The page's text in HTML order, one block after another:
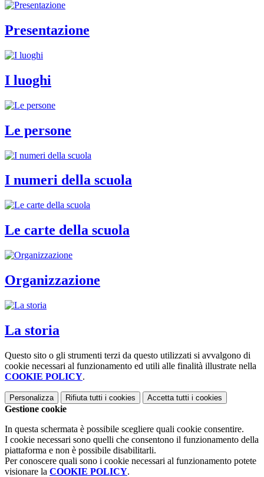
Presentazione
I luoghi
Le persone
I numeri della scuola
Le carte della scuola
Organizzazione
La storia
Questo sito o gli strumenti terzi da questo utilizzati si avvalgono di
cookie necessari al funzionamento ed utili alle finalità illustrate nella
COOKIE POLICY.
Personalizza Rifiuta tutti i cookies Accetta tutti i cookies
Gestione cookie
In questa schermata è possibile scegliere quali cookie consentire.
I cookie necessari sono quelli che consentono il funzionamento della
piattaforma e non è possibile disabilitarli.
Per conoscere quali sono i cookie necessari al funzionamento potete
visionare la COOKIE POLICY.